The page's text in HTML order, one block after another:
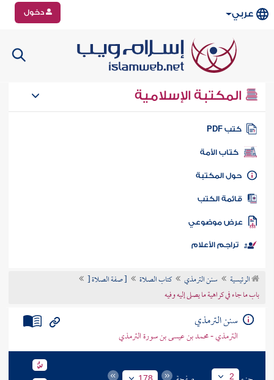
عربي دخول
المكتبة الإسلامية
كتب PDF
كتاب الأمة
المكتبة
الكتب
موضوعي
تراجم الأعلام
الرئيسية سنن الترمذي كتاب الصلاة
[ صفة الصلاة [
باب ما جاء في كراهية ما يصلى إليه وفيه
سنن الترمذي
الترمذي - محمد بن عيسى بن سورة الترمذي
2
178